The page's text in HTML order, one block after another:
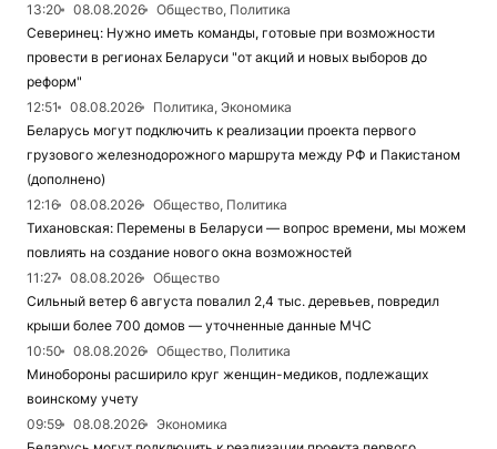
13:20
08.08.2026
Общество, Политика
Северинец: Нужно иметь команды, готовые при возможности
провести в регионах Беларуси "от акций и новых выборов до
реформ"
12:51
08.08.2026
Политика, Экономика
Беларусь могут подключить к реализации проекта первого
грузового железнодорожного маршрута между РФ и Пакистаном
(дополнено)
12:16
08.08.2026
Общество, Политика
Тихановская: Перемены в Беларуси — вопрос времени, мы можем
повлиять на создание нового окна возможностей
11:27
08.08.2026
Общество
Сильный ветер 6 августа повалил 2,4 тыс. деревьев, повредил
крыши более 700 домов — уточненные данные МЧС
10:50
08.08.2026
Общество, Политика
Минобороны расширило круг женщин-медиков, подлежащих
воинскому учету
09:59
08.08.2026
Экономика